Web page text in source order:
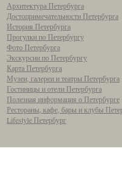
Архитектура Петербурга
Достопримечательности Петербурга
История Петербурга
Прогулки по Петербургу
Фото Петербурга
Экскурсии по Петербургу
Карта Петербурга
Музеи, галереи и театры Петербурга
Гостиницы и отели Петербурга
Полезная информация о Петербурге
Рестораны, кафе, бары и клубы
Lifestyle Петербург